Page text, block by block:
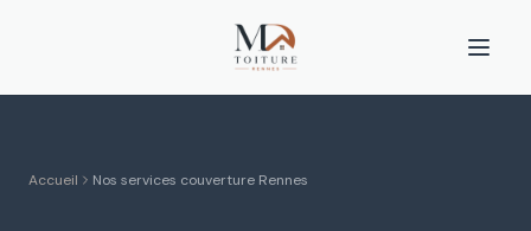
Accueil Nos services couverture Rennes